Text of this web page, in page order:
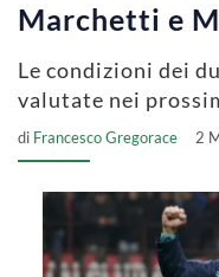
Marchetti e
Le condizioni dei
valutate nei
di Francesco Gregorace 2